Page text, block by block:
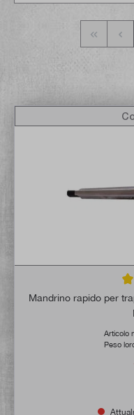
Mandrino rapido per
Articolo
Peso